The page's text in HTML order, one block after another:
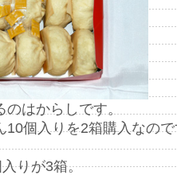
はからしです。
10個入りを2箱購入なの
りが3箱。